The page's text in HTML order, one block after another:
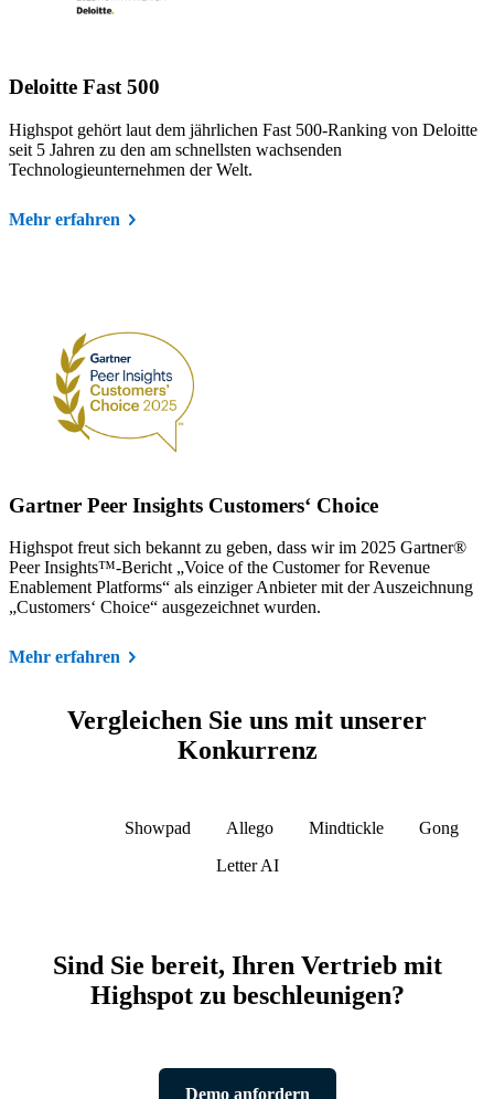
Deloitte Fast 500
Highspot gehört laut dem jährlichen Fast 500-Ranking von Deloitte
seit 5 Jahren zu den am schnellsten wachsenden
Technologieunternehmen der Welt.
Mehr erfahren
Gartner Peer Insights Customers‘ Choice
Highspot freut sich bekannt zu geben, dass wir im 2025 Gartner®
Peer Insights™-Bericht „Voice of the Customer for Revenue
Enablement Platforms“ als einziger Anbieter mit der Auszeichnung
„Customers‘ Choice“ ausgezeichnet wurden.
Mehr erfahren
Vergleichen Sie uns mit unserer
Konkurrenz
Showpad Allego Mindtickle
Gong
Letter AI
Sind Sie bereit, Ihren Vertrieb mit
Highspot zu beschleunigen?
Demo anfordern